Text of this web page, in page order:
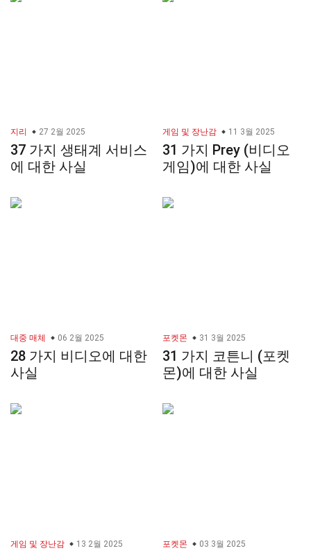
지리 27 2월 2025
37 가지 생태계 서비스
에 대한 사실
게임 및 장난감 11 3월 2025
31 가지 Prey (비디오
게임)에 대한 사실
대중 매체 06 2월 2025
28 가지 비디오에 대한
사실
포켓몬 31 3월 2025
31 가지 코튼니 (포켓
몬)에 대한 사실
게임 및 장난감 13 2월 2025 포켓몬 03 3월 2025